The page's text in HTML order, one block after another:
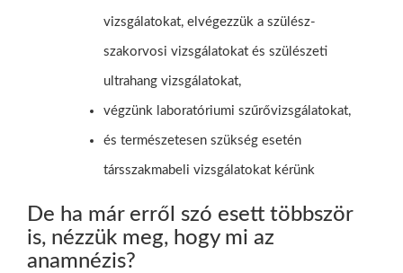
vizsgálatokat, elvégezzük a szülész-
szakorvosi vizsgálatokat és szülészeti
ultrahang vizsgálatokat,
végzünk laboratóriumi szűrővizsgálatokat,
és természetesen szükség esetén
társszakmabeli vizsgálatokat kérünk
De ha már erről szó esett többször
is, nézzük meg, hogy mi az
anamnézis?